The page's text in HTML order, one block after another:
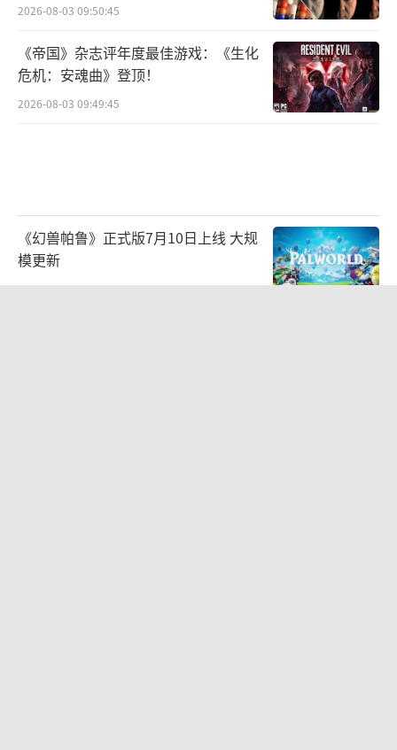
2026-08-03 09:50:45
《帝国》杂志评年度最佳游戏：《生化
危机：安魂曲》登顶！
2026-08-03 09:49:45
《幻兽帕鲁》正式版7月10日上线 大规
模更新
2026-07-07 09:51:23